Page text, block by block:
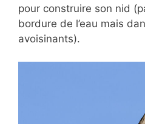
pour construire son nid
bordure de l’eau mais
avoisinants).